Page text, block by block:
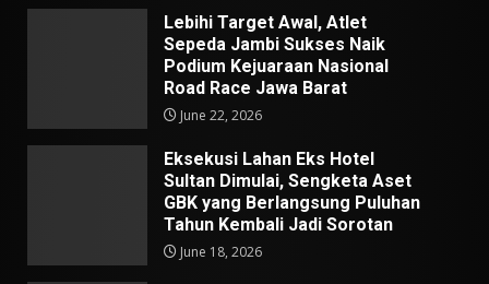
Lebihi Target Awal, Atlet
Sepeda Jambi Sukses Naik
Podium Kejuaraan Nasional
Road Race Jawa Barat
June 22, 2026
Eksekusi Lahan Eks Hotel
Sultan Dimulai, Sengketa Aset
GBK yang Berlangsung Puluhan
Tahun Kembali Jadi Sorotan
June 18, 2026